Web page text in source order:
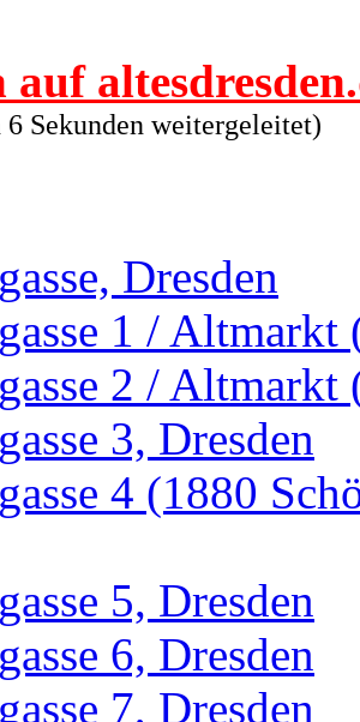
auf
Sekunden weitergeleitet)
Dresden
1 /
2 / Altmarkt
3, Dresden
4 (1880
5, Dresden
6, Dresden
7, Dresden